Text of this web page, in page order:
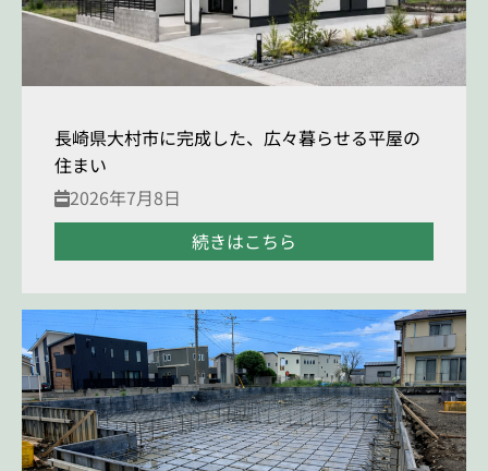
長崎県大村市に完成した、広々暮らせる平屋の
住まい
2026年7月8日
続きはこちら